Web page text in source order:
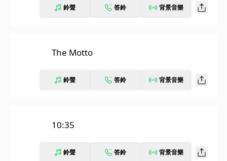
鈴聲 答鈴 背景音樂
The Motto
鈴聲 答鈴 背景音樂
10:35
鈴聲 答鈴 背景音樂